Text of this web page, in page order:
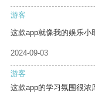
游客
这款app就像我的娱乐小
2024-09-03
游客
这款app的学习氛围很浓